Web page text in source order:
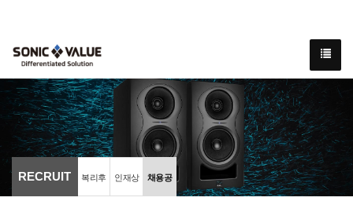
RECRUIT 복리후 인재상 채용공